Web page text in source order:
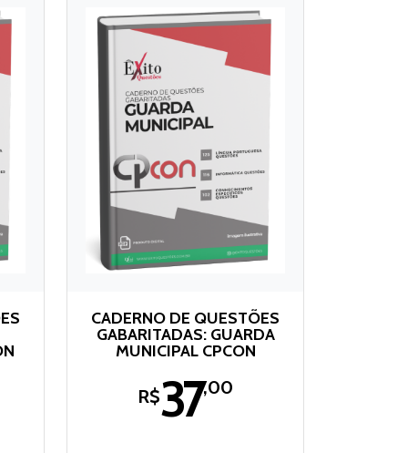
CADERNO DE QUESTÕES
GABARITADAS: GUARDA
MUNICIPAL CPCON
R$37,00